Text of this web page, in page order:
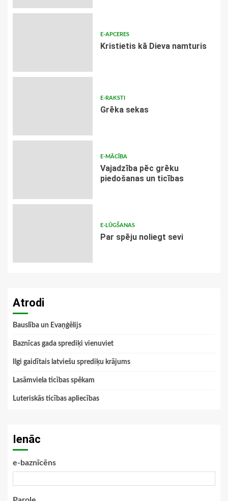
E-APCERES
Kristietis kā Dieva namturis
E-RAKSTI
Grēka sekas
E-MĀCĪBA
Vajadzība pēc grēku
piedošanas un ticības
E-LŪGŠANAS
Par spēju noliegt sevi
Atrodi
Bauslība un Evaņģēlijs
Baznīcas gada sprediķi vienuviet
Ilgi gaidītais latviešu sprediķu krājums
Lasāmviela ticības spēkam
Luteriskās ticības apliecības
Ienāc
e-baznīcēns